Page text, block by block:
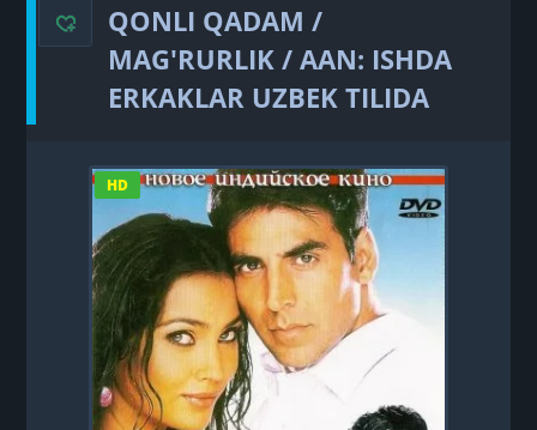
QONLI QADAM /
MAG'RURLIK / AAN: ISHDA
ERKAKLAR UZBEK TILIDA
HD